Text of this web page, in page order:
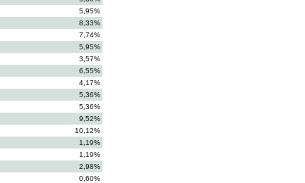
5,95%
8,33%
7,74%
5,95%
3,57%
6,55%
4,17%
5,36%
5,36%
9,52%
10,12%
1,19%
1,19%
2,98%
0,60%